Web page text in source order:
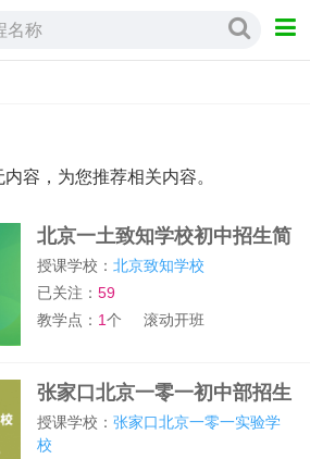
名称
容，为您推荐相关内容。
北京一土致知学校初中招生简
章
授课学校：北京致知学校
已关注：59
教学点： 1个 滚动开班
张家口北京一零一初中部招生
简章
授课学校：张家口北京一零一实验学
校